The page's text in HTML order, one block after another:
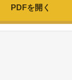
PDFを開く